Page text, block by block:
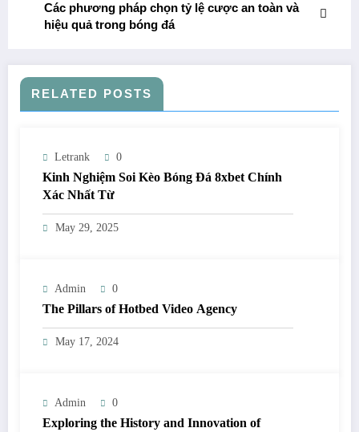
Các phương pháp chọn tỷ lệ cược an toàn và
hiệu quả trong bóng đá
RELATED POSTS
Letrank 0
Kinh Nghiệm Soi Kèo Bóng Đá 8xbet Chính
Xác Nhất Từ
May 29, 2025
Admin 0
The Pillars of Hotbed Video Agency
May 17, 2024
Admin 0
Exploring the History and Innovation of